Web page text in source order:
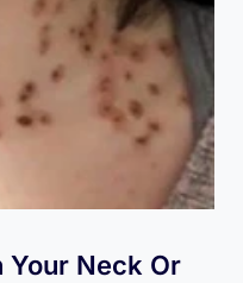
Your Neck Or